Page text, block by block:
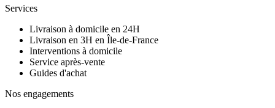
Services
Livraison à domicile en 24H
Livraison en 3H en Île-de-France
Interventions à domicile
Service après-vente
Guides d'achat
Nos engagements